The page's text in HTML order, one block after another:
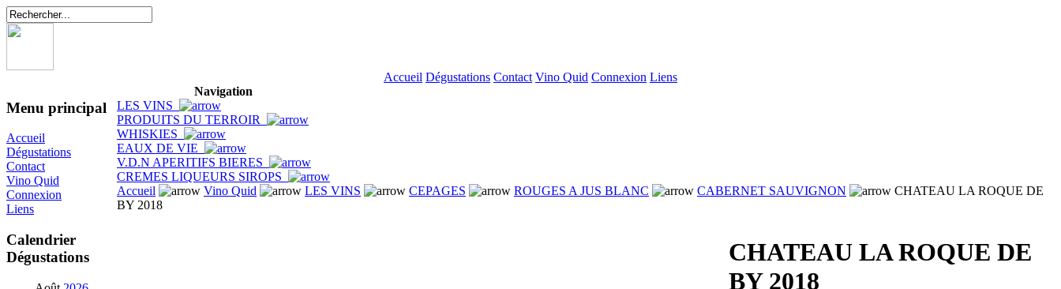
Accueil Dégustations Contact Vino Quid Connexion Liens
Menu principal
Accueil
Dégustations
Contact
Vino Quid
Connexion
Liens
Calendrier
Dégustations
Navigation
LES VINS
PRODUITS DU TERROIR
WHISKIES
EAUX DE VIE
V.D.N APERITIFS BIERES
CREMES LIQUEURS SIROPS
Accueil
Vino Quid LES VINS CEPAGES ROUGES A JUS BLANC CABERNET SAUVIGNON
CHATEAU LA ROQUE DE
BY 2018
CHATEAU LA ROQUE DE
BY 2018